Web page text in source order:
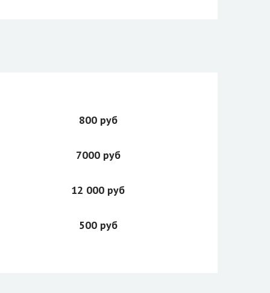
800 руб
7000 руб
12 000 руб
500 руб